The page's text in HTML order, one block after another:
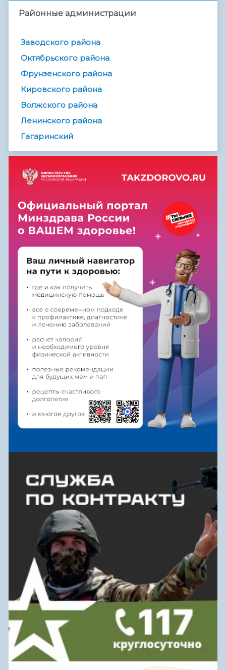
Районные администрации
Заводского района
Октябрьского района
Фрунзенского района
Кировского района
Волжского района
Ленинского района
Гагаринский